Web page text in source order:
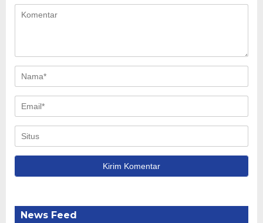
News Feed